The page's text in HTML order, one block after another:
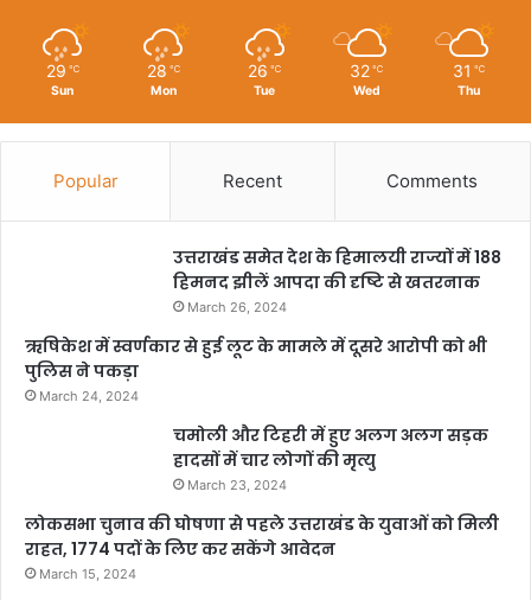
29 ℃
Sun
28 ℃
Mon
26 ℃
Tue
32 ℃
Wed
31 ℃
Thu
Popular Recent Comments
उत्तराखंड समेत देश के हिमालयी राज्यों में 188
हिमनद झीलें आपदा की दृष्टि से खतरनाक
March 26, 2024
ऋषिकेश में स्वर्णकार से हुई लूट के मामले में दूसरे आरोपी को भी
पुलिस ने पकड़ा
March 24, 2024
चमोली और टिहरी में हुए अलग अलग सड़क
हादसों में चार लोगों की मृत्यु
March 23, 2024
लोकसभा चुनाव की घोषणा से पहले उत्तराखंड के युवाओं को मिली
राहत, 1774 पदों के लिए कर सकेंगे आवेदन
March 15, 2024